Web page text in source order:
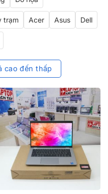
trạm Acer Asus Dell
cao đến thấp